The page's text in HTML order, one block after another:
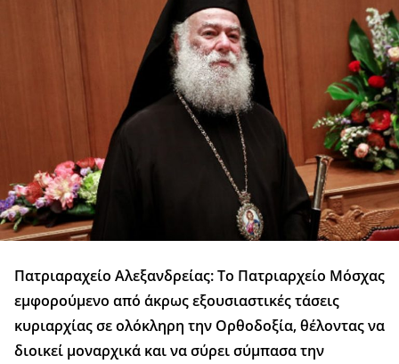
Πατριαραχείο Αλεξανδρείας: Το Πατριαρχείο Μόσχας
εμφορούμενο από άκρως εξουσιαστικές τάσεις
κυριαρχίας σε ολόκληρη την Ορθοδοξία, θέλοντας να
διοικεί μοναρχικά και να σύρει σύμπασα την